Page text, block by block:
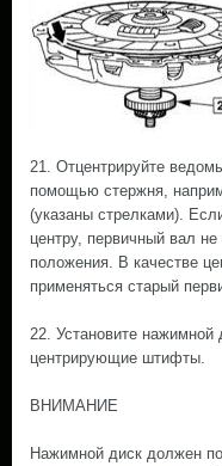
21. Отцентрируйте
помощью стержня,
(указаны стрелками).
центру, первичный вал
положения. В качестве
применяться старый
22. Установите нажимной
центрирующие штифты.
ВНИМАНИЕ
Нажимной диск должен